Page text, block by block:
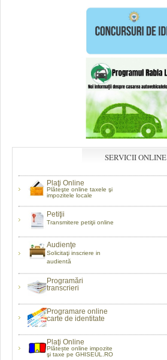
SERVICII ONLINE
Plaţi Online
Plăteşte online taxele şi
impozitele locale
Petiţii
Transmitere petiţii online
Audienţe
Solicitaţi inscriere in
audientă
Programări
transcrieri
Programare online
carte de identitate
Plaţi Online
Plătește online impozite
şi taxe pe GHISEUL.RO